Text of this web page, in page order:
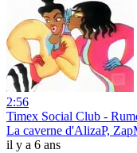
2:56
Timex Social Club -
La caverne d'AlizaP,
il y a 6 ans